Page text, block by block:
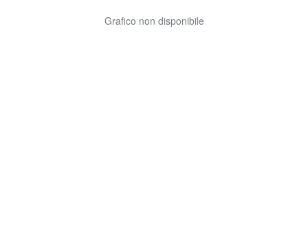
Grafico non disponibile